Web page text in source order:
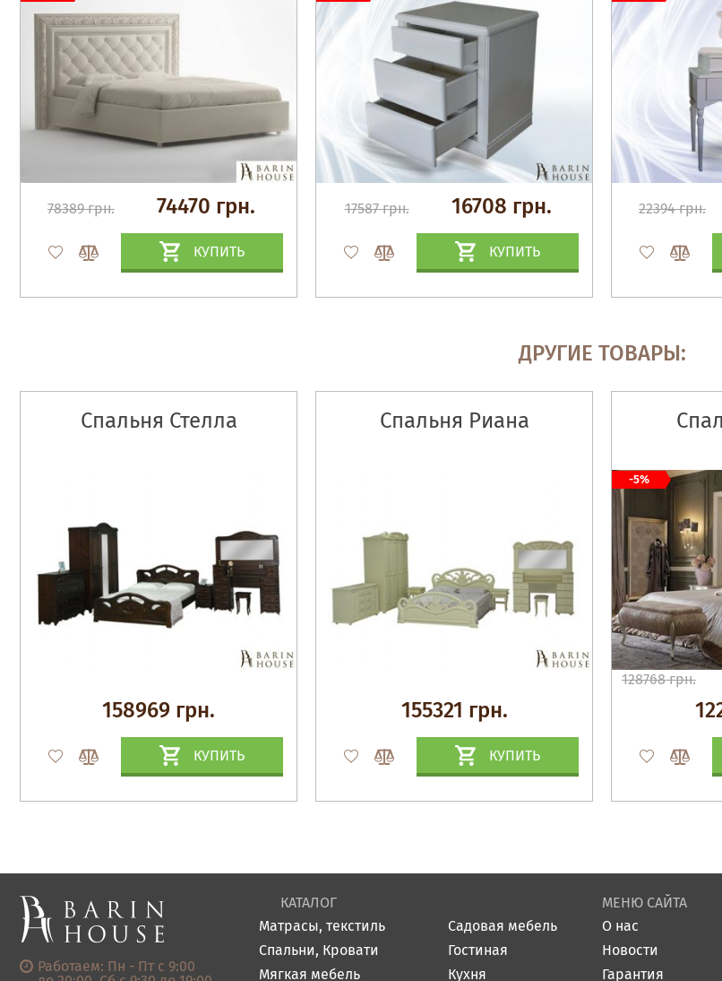
78389 грн. 74470 грн.
КУПИТЬ
17587 грн. 16708 грн.
КУПИТЬ
22394 грн.
ДРУГИЕ ТОВАРЫ:
Спальня Стелла
158969 грн.
КУПИТЬ
Спальня Риана
155321 грн.
КУПИТЬ
128768 грн.
-5%
Работаем: Пн - Пт с 9:00
КАТАЛОГ
Матрасы, текстиль
Спальни, Кровати
Мягкая мебель
Садовая мебель
Гостиная
Кухня
МЕНЮ САЙТА
О нас
Новости
Гарантия